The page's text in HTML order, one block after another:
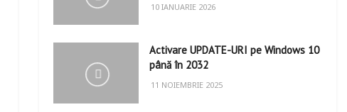
10 IANUARIE 2026
Activare UPDATE-URI pe Windows 10
până în 2032
11 NOIEMBRIE 2025